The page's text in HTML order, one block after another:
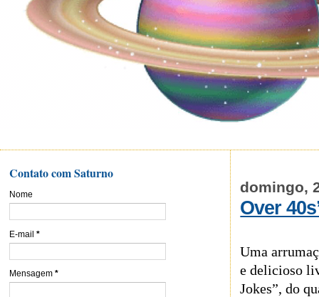
domingo,
Over
Uma
e delicioso
Jokes”, do
Contato com Saturno
Nome
E-mail *
Mensagem *